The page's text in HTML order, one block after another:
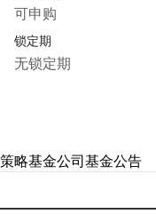
可申购
锁定期
无锁定期
策略基金公司基金公告